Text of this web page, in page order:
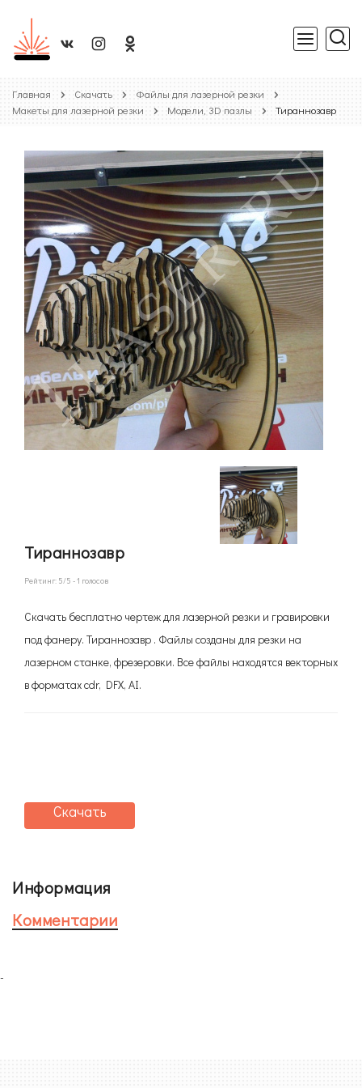
Главная Скачать
Файлы для лазерной резки
Макеты для лазерной резки
Модели, 3D пазлы Тираннозавр
Тираннозавр
Рейтинг: 5/5 -1 голосов
Скачать бесплатно чертеж для лазерной резки и гравировки
под фанеру. Тираннозавр . Файлы созданы для резки на
лазерном станке, фрезеровки. Все файлы находятся векторных
в форматах cdr, DFX, AI.
Скачать
Информация
Комментарии
-